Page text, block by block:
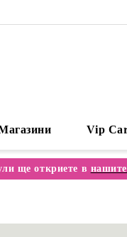
Vip
ще откриете в